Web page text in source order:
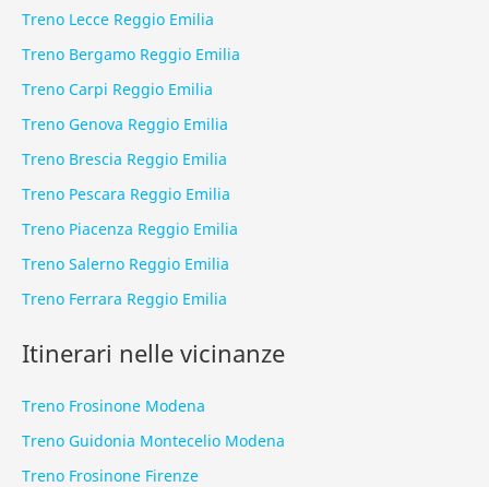
Treno Lecce Reggio Emilia
Treno Bergamo Reggio Emilia
Treno Carpi Reggio Emilia
Treno Genova Reggio Emilia
Treno Brescia Reggio Emilia
Treno Pescara Reggio Emilia
Treno Piacenza Reggio Emilia
Treno Salerno Reggio Emilia
Treno Ferrara Reggio Emilia
Itinerari nelle vicinanze
Treno Frosinone Modena
Treno Guidonia Montecelio Modena
Treno Frosinone Firenze